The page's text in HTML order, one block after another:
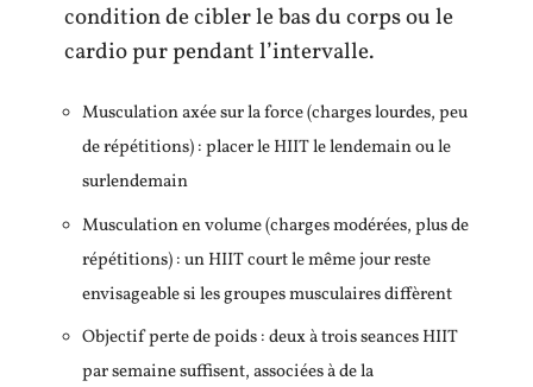
condition de cibler le bas du corps ou le
cardio pur pendant l’intervalle.
Musculation axée sur la force (charges lourdes, peu
de répétitions) : placer le HIIT le lendemain ou le
surlendemain
Musculation en volume (charges modérées, plus de
répétitions) : un HIIT court le même jour reste
envisageable si les groupes musculaires diffèrent
Objectif perte de poids : deux à trois seances HIIT
par semaine suffisent, associées à de la